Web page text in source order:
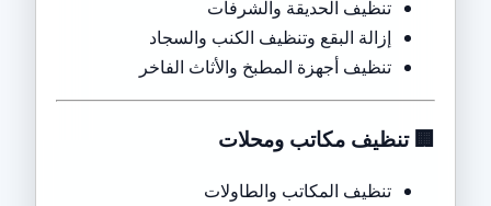
تنظيف الحديقة والشرفات
إزالة البقع وتنظيف الكنب والسجاد
تنظيف أجهزة المطبخ والأثاث الفاخر
🏢تنظيف مكاتب ومحلات
تنظيف المكاتب والطاولات